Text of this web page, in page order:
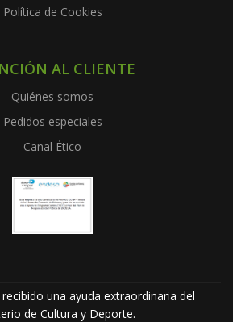
Política de Cookies
AL CLIENTE
Quiénes somos
Pedidos especiales
Canal Ético
una ayuda extraordinaria del
de Cultura y Deporte.